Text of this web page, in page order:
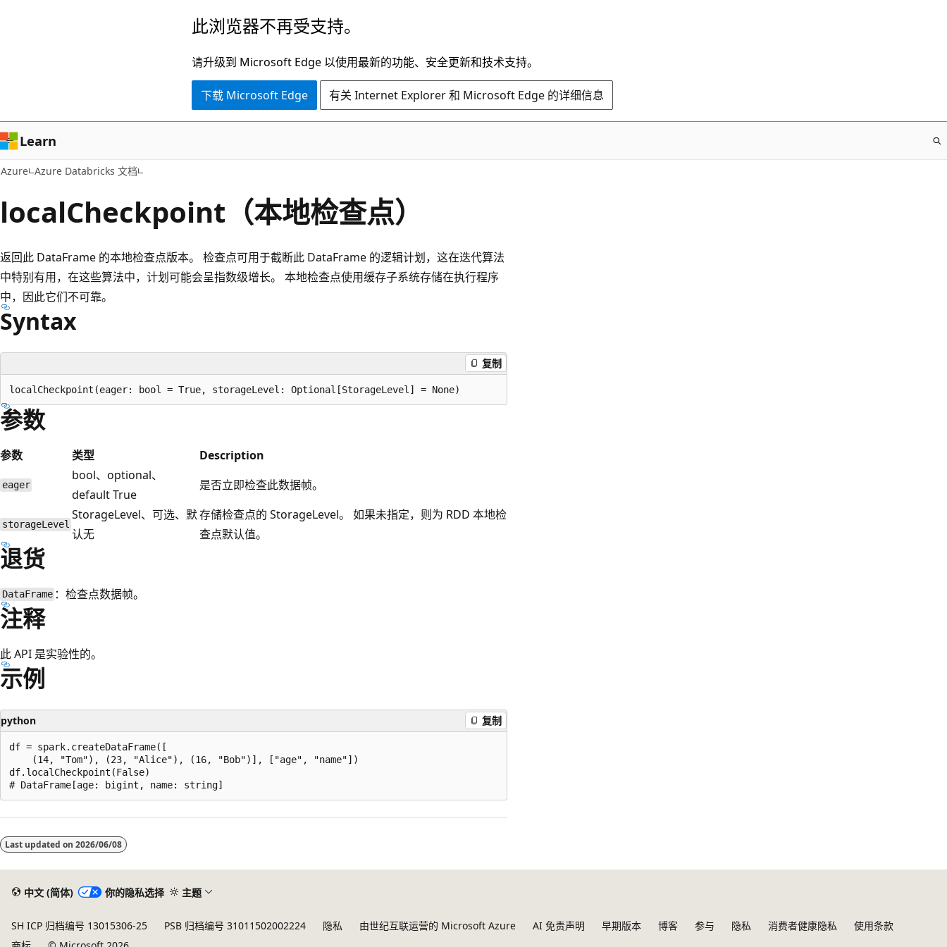
容
此浏览器不再受支持。
请升级到 Microsoft Edge 以使用最新的功能、安全更新和技术支持。
下载 Microsoft Edge 有关 Internet Explorer 和 Microsoft Edge 的详细信息
Learn
Azure Azure Databricks 文档
localCheckpoint（本地检查点）
返回此 DataFrame 的本地检查点版本。 检查点可用于截断此 DataFrame 的逻辑计划，这在迭代算法
中特别有用，在这些算法中，计划可能会呈指数级增长。 本地检查点使用缓存子系统存储在执行程序
中，因此它们不可靠。
Syntax
复制
参数
参数 类型 Description
eager
bool、optional、
default True
是否立即检查此数据帧。
storageLevel
StorageLevel、可选、默
认无
存储检查点的 StorageLevel。 如果未指定，则为 RDD 本地检
查点默认值。
退货
DataFrame ：检查点数据帧。
注释
此 API 是实验性的。
示例
python 复制
df = spark.createDataFrame([
    (14, "Tom"), (23, "Alice"), (16, "Bob")], ["age", "name"])
df.localCheckpoint(False)
模
式
Last updated on 2026/06/08
中文 (简体) 你的隐私选择 主题
SH ICP 归档编号 13015306-25 PSB 归档编号 31011502002224 隐私 由世纪互联运营的 Microsoft Azure AI 免责声明 早期版本 博客 参与 隐私 消费者健康隐私
使用条款